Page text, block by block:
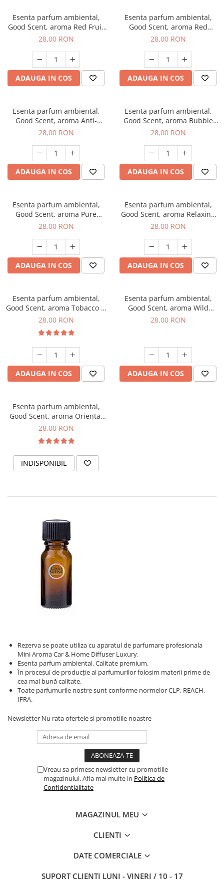
Esenta parfum ambiental,
Good Scent, aroma Red Fruit
Bubble, 20 g
28,00 RON
ADAUGA IN COS
Esenta parfum ambiental,
Good Scent, aroma Red
Grapes, 20 g
28,00 RON
ADAUGA IN COS
Esenta parfum ambiental,
Good Scent, aroma Anti-
Tobacco, 20 g
28,00 RON
ADAUGA IN COS
Esenta parfum ambiental,
Good Scent, aroma Bubble
Gum, 20 g
28,00 RON
ADAUGA IN COS
Esenta parfum ambiental,
Good Scent, aroma Pure
White Musc, 20 g
28,00 RON
ADAUGA IN COS
Esenta parfum ambiental,
Good Scent, aroma Relaxing
Lavender, 20 g
28,00 RON
ADAUGA IN COS
Esenta parfum ambiental,
Good Scent, aroma Tobacco &
Vanilla, 20 g
28,00 RON
ADAUGA IN COS
Esenta parfum ambiental,
Good Scent, aroma Wild
Sailor, 20 g
28,00 RON
ADAUGA IN COS
Esenta parfum ambiental,
Good Scent, aroma Oriental
Amber, 20 g
28,00 RON
INDISPONIBIL
Rezerva se poate utiliza cu aparatul de parfumare profesionala
Mini Aroma Car & Home Diffuser Luxury.
Esenta parfum ambiental. Calitate premium.
În procesul de producție al parfumurilor folosim materii prime de
cea mai bună calitate.
Toate parfumurile nostre sunt conforme normelor CLP, REACH,
IFRA.
Newsletter Nu rata ofertele si promotiile noastre
Vreau sa primesc newsletter cu promotiile
magazinului. Afla mai multe in Politica de
Confidentialitate
MAGAZINUL MEU
CLIENTI
DATE COMERCIALE
SUPORT CLIENTI LUNI - VINERI / 10 - 17